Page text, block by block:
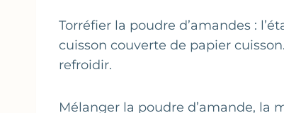
Torréfier la poudre d’amandes :
cuisson couverte de papier
refroidir.
Mélanger la poudre d’amande, la